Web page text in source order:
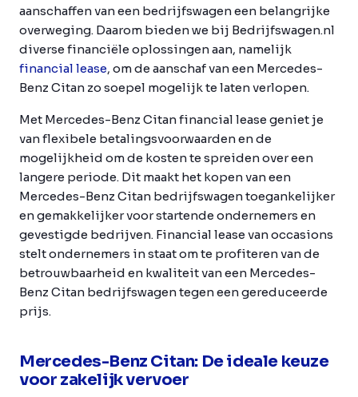
aanschaffen van een bedrijfswagen een belangrijke
overweging. Daarom bieden we bij Bedrijfswagen.nl
diverse financiële oplossingen aan, namelijk
financial lease, om de aanschaf van een Mercedes-
Benz Citan zo soepel mogelijk te laten verlopen.
Met Mercedes-Benz Citan financial lease geniet je
van flexibele betalingsvoorwaarden en de
mogelijkheid om de kosten te spreiden over een
langere periode. Dit maakt het kopen van een
Mercedes-Benz Citan bedrijfswagen toegankelijker
en gemakkelijker voor startende ondernemers en
gevestigde bedrijven. Financial lease van occasions
stelt ondernemers in staat om te profiteren van de
betrouwbaarheid en kwaliteit van een Mercedes-
Benz Citan bedrijfswagen tegen een gereduceerde
prijs.
Mercedes-Benz Citan: De ideale keuze
voor zakelijk vervoer